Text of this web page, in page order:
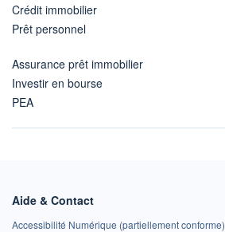
Crédit immobilier
Prêt personnel
Assurance prêt immobilier
Investir en bourse
PEA
Aide & Contact
Accessibilité Numérique (partiellement conforme)